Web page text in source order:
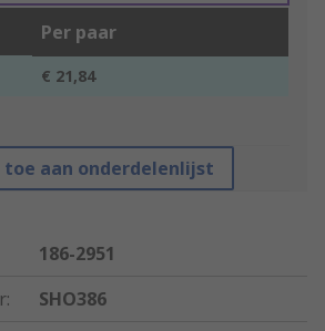
Per paar
€ 21,84
toe aan onderdelenlijst
186-2951
:
SHO386